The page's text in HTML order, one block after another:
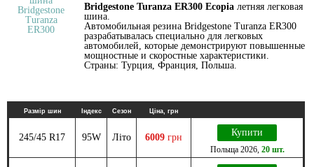
Bridgestone Turanza ER300 Ecopia летняя легковая
шина.
Автомобильная резина Bridgestone Turanza ER300
разрабатывалась специально для легковых
автомобилей, которые демонстрируют повышенные
мощностные и скоростные характеристики.
Страны: Турция, Франция, Польша.
Размір шин Індекс Сезон Ціна, грн
245/45 R17 95W Літо 6009 грн Купити
Польща2026, 20 шт.